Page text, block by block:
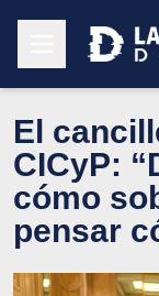
El
CICyP:
cómo
pensar